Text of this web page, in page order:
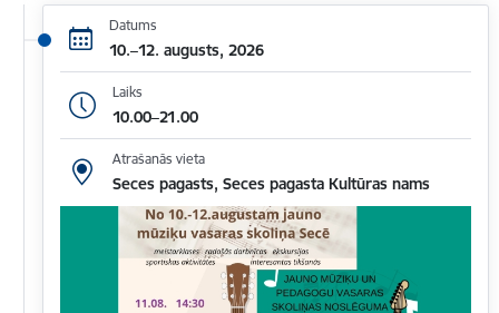
Datums
10.–12. augusts, 2026
Laiks
10.00–21.00
Atrašanās vieta
Seces pagasts, Seces pagasta Kultūras nams